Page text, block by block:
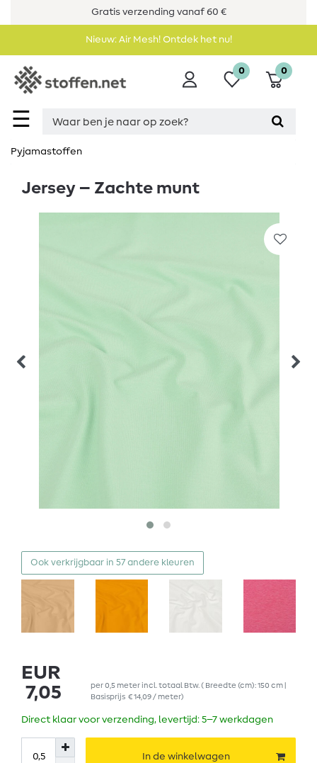
Gratis verzending vanaf 60 €
Nieuw: Air Mesh! Ontdek het nu!
☰
0 0
Pyjamastoffen
Jersey – Zachte munt
Ook verkrijgbaar in 57 andere kleuren
EUR
7,05
per0,5 meterincl. totaal Btw. ( Breedte (cm): 150 cm |
Basisprijs€ 14,09 / meter)
Direct klaar voor verzending, levertijd: 5–7 werkdagen
In de winkelwagen